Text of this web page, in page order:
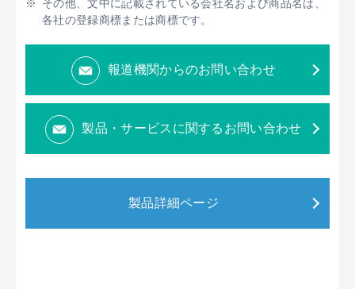
各社の登録商標または商標です。
報道機関からのお問い合わせ
製品・サービスに関するお問い合わせ
製品詳細ページ